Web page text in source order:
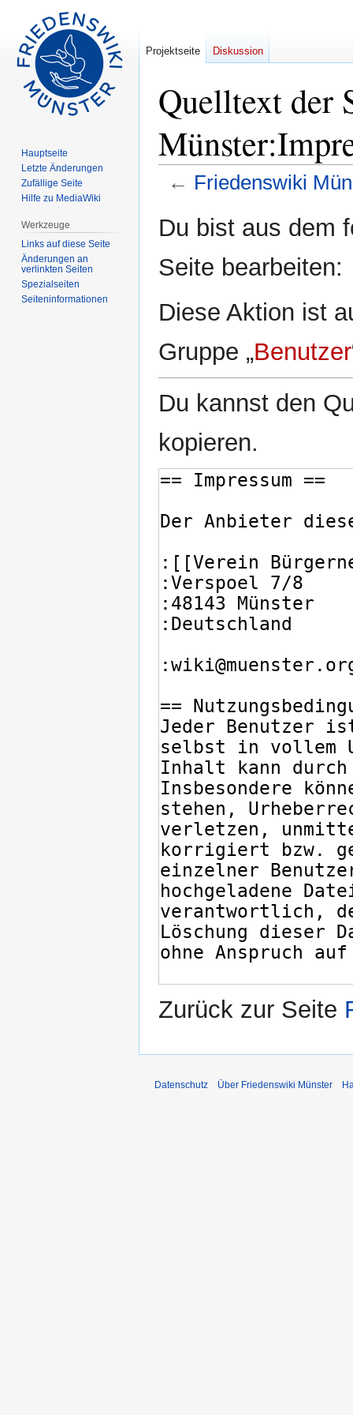
Quelltext der
← Friedenswiki
Navigation
Suche
Du bist aus dem
Seite bearbeiten:
Diese Aktion ist
Gruppe „Benutzer
Du kannst den
kopieren.
Zurück zur Seite
Projektseite Diskussion
Hauptseite
Letzte Änderungen
Zufällige Seite
Hilfe zu MediaWiki
Werkzeuge
Links auf diese Seite
Änderungen an
verlinkten Seiten
Spezialseiten
Seiten­informationen
Datenschutz Über Friedenswiki Münster